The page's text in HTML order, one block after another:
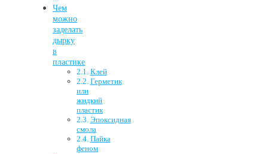
Чем
можно
заделать
дырку
в
пластике
Клей
Герметик
или
жидкий
пластик
Эпоксидная
смола
Пайка
феном